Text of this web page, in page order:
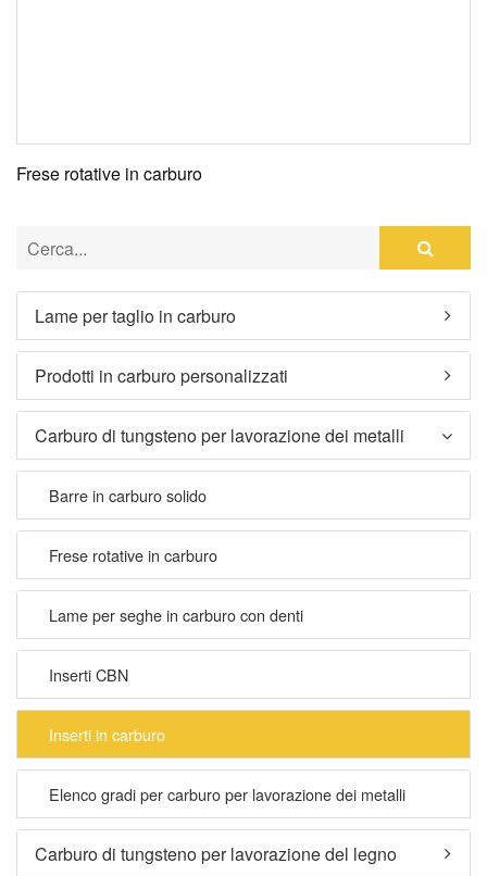
Frese rotative in carburo
Lame per taglio in carburo
Prodotti in carburo personalizzati
Carburo di tungsteno per lavorazione dei metalli
Barre in carburo solido
Frese rotative in carburo
Lame per seghe in carburo con denti
Inserti CBN
Inserti in carburo
Elenco gradi per carburo per lavorazione dei metalli
Carburo di tungsteno per lavorazione del legno